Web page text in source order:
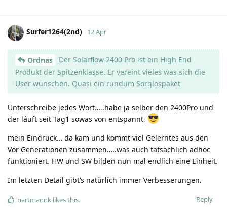
Surfer1264(2nd) 12 Apr
Ordnas
Der Solarflow 2400 Pro ist ein High End
Produkt der Spitzenklasse. Er vereint vieles was sich die
User wünschen. Quasi ein rundum Sorglospaket
Unterschreibe jedes Wort…..habe ja selber den 2400Pro und
der láuft seit Tag1 sowas von entspannt,
mein Eindruck… da kam und kommt viel Gelerntes aus den
Vor Generationen zusammen…..was auch tatsächlich adhoc
funktioniert. HW und SW bilden nun mal endlich eine Einheit.
Im letzten Detail gibt’s natürlich immer Verbesserungen.
Reply
hartmannk likes this.